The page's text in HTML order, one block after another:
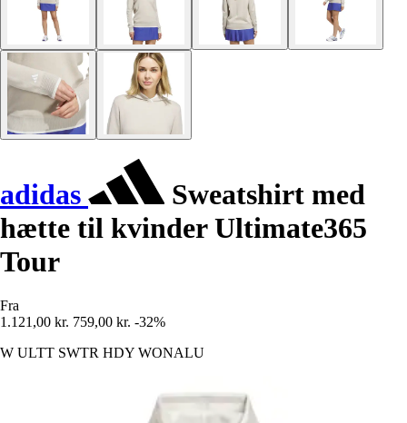
adidas
Sweatshirt med
hætte til kvinder Ultimate365
Tour
Fra
1.121,00 kr. 759,00 kr. -32%
W ULTT SWTR HDY WONALU